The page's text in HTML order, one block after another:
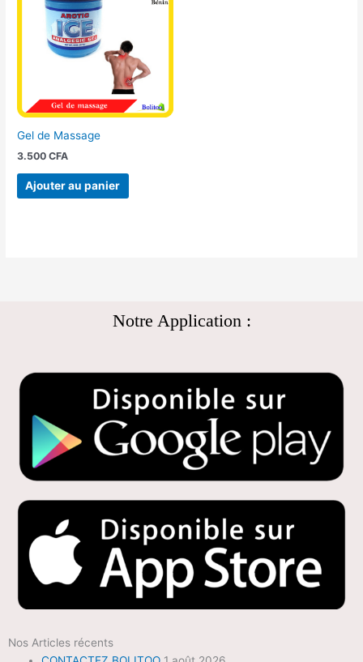
Gel de Massage
3.500CFA
Ajouter au panier
Notre Application :
Nos Articles récents